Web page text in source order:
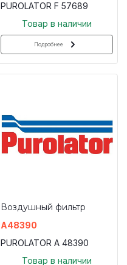
PUROLATOR F 57689
Товар в наличии
Подробнее
Воздушный фильтр
A48390
PUROLATOR A 48390
Товар в наличии